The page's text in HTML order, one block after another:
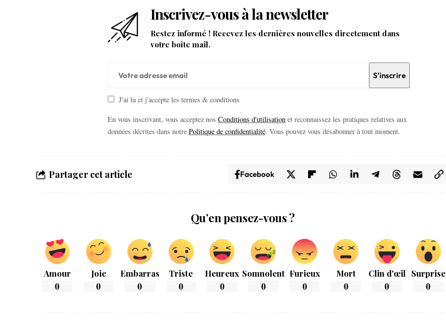
Inscrivez-vous à la newsletter
Restez informé ! Recevez les dernières nouvelles directement dans
votre boîte mail.
J'ai lu et j'accepte les termes & conditions
En vous inscrivant, vous acceptez nosConditions d'utilisation et reconnaissez les pratiques relatives aux
données décrites dans notrePolitique de confidentialité. Vous pouvez vous désabonner à tout moment.
Partager cet article Facebook
Qu’en pensez-vous ?
Amour
0
Joie
0
Embarras
0
Triste
0
Heureux
0
Somnolent
0
Furieux
0
Mort
0
Clin d'œil
0
Surprise
0